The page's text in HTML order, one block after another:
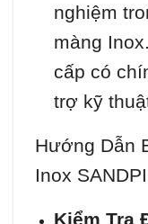
nghiệm
màng
cấp có
trợ kỹ
Hướng Dẫn
Inox
Kiểm Tra